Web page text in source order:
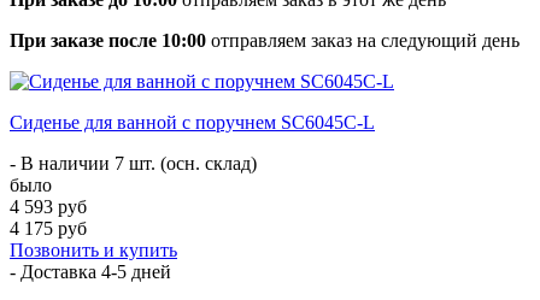
При заказе после 10:00 отправляем заказ на следующий день
Сиденье для ванной с поручнем SC6045C-L
- В наличии 7 шт. (осн. склад)
было
4 593 руб
4 175 руб
Позвонить и купить
- Доставка 4-5 дней